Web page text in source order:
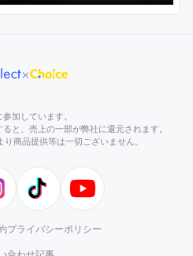
加しています。
と、売上の一部が弊社に還元されます。
商品提供等は一切ございません。
TikTok YouTube
プライバシーポリシー